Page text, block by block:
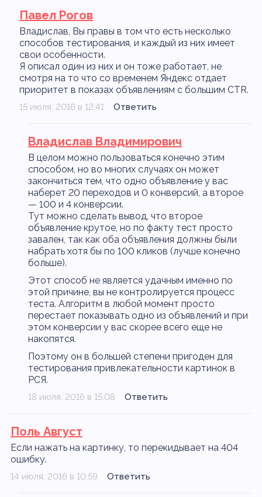
Павел Рогов
Владислав, Вы правы в том что есть несколько
способов тестирования, и каждый из них имеет
свои особенности.
Я описал один из них и он тоже работает, не
смотря на то что со временем Яндекс отдает
приоритет в показах объявлениям с большим CTR.
15 июля, 2016 в 12:41 Ответить
Владислав Владимирович
В целом можно пользоваться конечно этим
способом, но во многих случаях он может
закончиться тем, что одно объявление у вас
наберет 20 переходов и 0 конверсий, а второе
— 100 и 4 конверсии.
Тут можно сделать вывод, что второе
объявление крутое, но по факту тест просто
завален, так как оба объявления должны были
набрать хотя бы по 100 кликов (лучше конечно
больше).
Этот способ не является удачным именно по
этой причине, вы не контролируется процесс
теста. Алгоритм в любой момент просто
перестает показывать одно из объявлений и при
этом конверсии у вас скорее всего еще не
накопятся.
Поэтому он в большей степени пригоден для
тестирования привлекательности картинок в
РСЯ.
18 июля, 2016 в 15:08 Ответить
Поль Август
Если нажать на картинку, то перекидывает на 404
ошибку.
14 июля, 2016 в 10:59 Ответить